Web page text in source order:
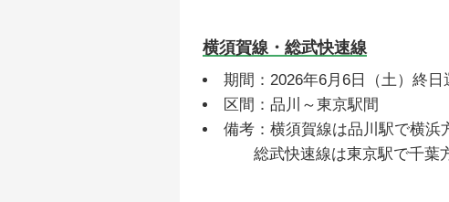
横須賀線・総武快速線
期間：2026年6月6日（土）終日
区間：品川～東京駅間
備考：横須賀線は品川駅で横浜
総武快速線は東京駅で千葉方